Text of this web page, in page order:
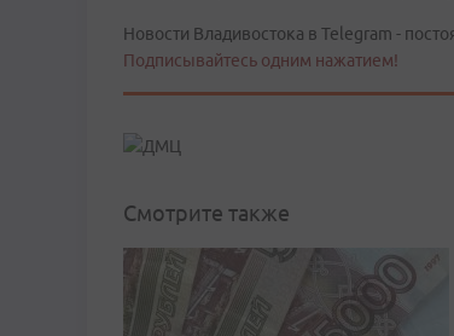
Новости Владивостока в Telegram -
Подписывайтесь одним нажатием!
Смотрите также